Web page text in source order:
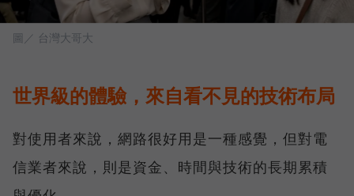
圖／ 台灣大哥大
世界級的體驗，來自看不見的技術布局
對使用者來說，網路很好用是一種感覺，但對電
信業者來說，則是資金、時間與技術的長期累積